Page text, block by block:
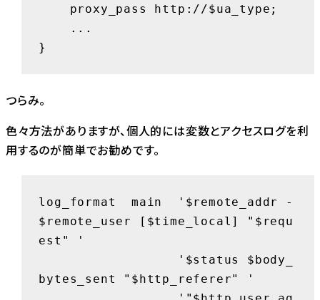
}
つらみ。
色々方法がありますが、個人的には変数とアクセスログを利
用するのが簡単でお勧めです。
log_format  main  '$remote_addr -
$remote_user [$time_local] "$requ
est" '
bytes_sent "$http_referer" '